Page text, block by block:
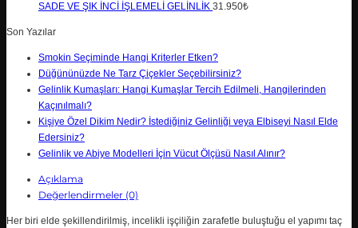
SADE VE ŞIK İNCI İŞLEMELI GELINLIK 31.950₺
Son Yazılar
Smokin Seçiminde Hangi Kriterler Etken?
Düğününüzde Ne Tarz Çiçekler Seçebilirsiniz?
Gelinlik Kumaşları: Hangi Kumaşlar Tercih Edilmeli, Hangilerinden
Kaçınılmalı?
Kişiye Özel Dikim Nedir? İstediğiniz Gelinliği veya Elbiseyi Nasıl Elde
Edersiniz?
Gelinlik ve Abiye Modelleri İçin Vücut Ölçüsü Nasıl Alınır?
Açıklama
Değerlendirmeler (0)
Her biri elde şekillendirilmiş, incelikli işçiliğin zarafetle buluştuğu el yapımı taç